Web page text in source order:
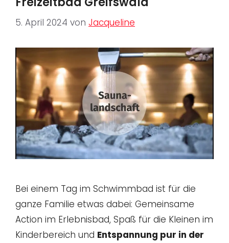
5. April 2024 von Jacqueline
Bei einem Tag im Schwimmbad ist für die
ganze Familie etwas dabei: Gemeinsame
Action im Erlebnisbad, Spaß für die Kleinen im
Kinderbereich und Entspannung pur in der